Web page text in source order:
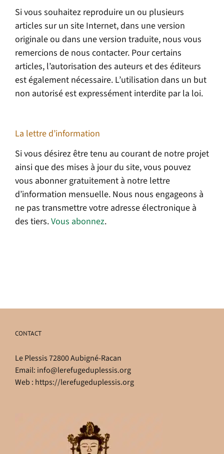
Si vous souhaitez reproduire un ou plusieurs
articles sur un site Internet, dans une version
originale ou dans une version traduite, nous vous
remercions de nous contacter. Pour certains
articles, l’autorisation des auteurs et des éditeurs
est également nécessaire. L’utilisation dans un but
non autorisé est expressément interdite par la loi.
La lettre d’information
Si vous désirez être tenu au courant de notre projet
ainsi que des mises à jour du site, vous pouvez
vous abonner gratuitement à notre lettre
d’information mensuelle. Nous nous engageons à
ne pas transmettre votre adresse électronique à
des tiers.Vous abonnez.
CONTACT
Le Plessis 72800 Aubigné-Racan
Email: info@lerefugeduplessis.org
Web : https://lerefugeduplessis.org